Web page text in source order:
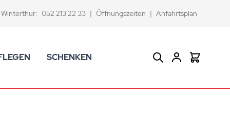
Winterthur: 052 213 22 33 | Öffnungszeiten | Anfahrtsplan
SCHENKEN Suche